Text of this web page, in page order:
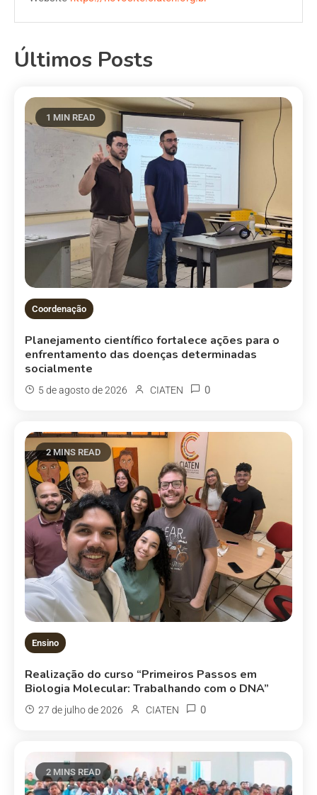
Últimos Posts
1 MIN READ
Coordenação
Planejamento científico fortalece ações para o
enfrentamento das doenças determinadas
socialmente
5 de agosto de 2026 CIATEN 0
2 MINS READ
Ensino
Realização do curso “Primeiros Passos em
Biologia Molecular: Trabalhando com o DNA”
27 de julho de 2026 CIATEN 0
2 MINS READ